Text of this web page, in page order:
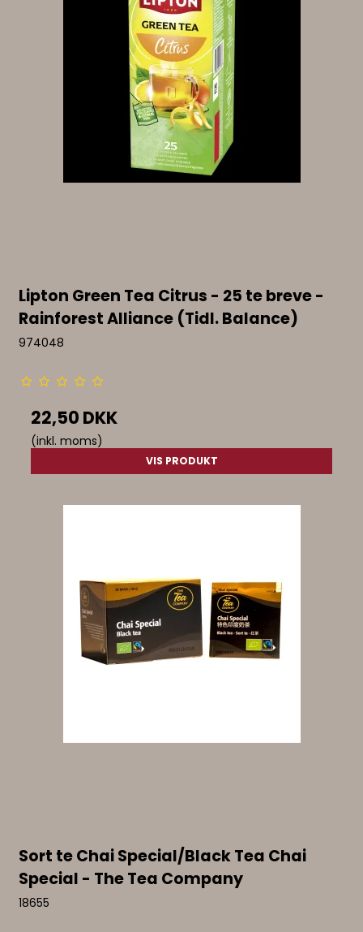
Lipton Green Tea Citrus - 25 te breve -
Rainforest Alliance (Tidl. Balance)
974048
22,50 DKK
(inkl. moms)
VIS PRODUKT
Sort te Chai Special/Black Tea Chai
Special - The Tea Company
18655